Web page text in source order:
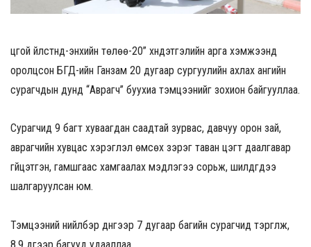
цгой үйлстнүүд-энхийн төлөө-20” хүндэтгэлийн арга хэмжээнд
оролцсон БГД-ийн Ганзам 20 дугаар сургуулийн ахлах ангийн
сурагчдын дунд “Аврагч” буухиа тэмцээнийг зохион байгууллаа.
Сурагчид 9 багт хуваагдан саадтай зурвас, давчуу орон зай,
аврагчийн хувцас хэрэглэл өмсөх зэрэг таван цэгт даалгавар
гүйцэтгэн, гамшгаас хамгаалах мэдлэгээ сорьж, шилдгүүдээ
шалгаруулсан юм.
Тэмцээний нийлбэр дүнгээр 7 дугаар багийн сурагчид тэргүүлж,
8,9 дүгээр багууд удааллаа.